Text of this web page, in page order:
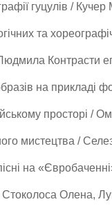
гуцулів /
та
Контрасти
образів на
просторі /
мистецтва /
на
Стоколоса Олена,